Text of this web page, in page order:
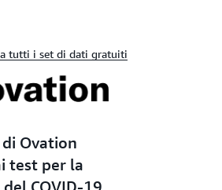
tutti i set di dati gratuiti
Ovation
test per la